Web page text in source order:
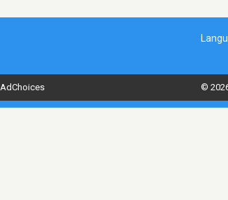
AdChoices ©